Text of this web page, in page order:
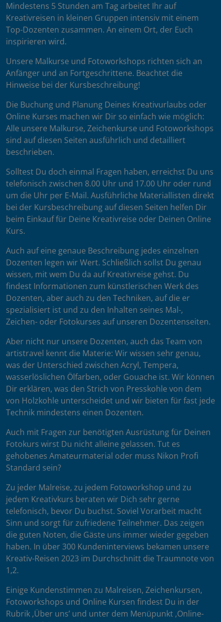
Mindestens 5 Stunden am Tag arbeitet Ihr auf
Kreativreisen in kleinen Gruppen intensiv mit einem
Top-Dozenten zusammen. An einem Ort, der Euch
inspirieren wird.
Unsere Malkurse und Fotoworkshops richten sich an
Anfänger und an Fortgeschrittene. Beachtet die
Hinweise bei der Kursbeschreibung!
Die Buchung und Planung Deines Kreativurlaubs oder
Online Kurses machen wir Dir so einfach wie möglich:
Alle unsere Malkurse, Zeichenkurse und Fotoworkshops
sind auf diesen Seiten ausführlich und detailliert
beschrieben.
Solltest Du doch einmal Fragen haben, erreichst Du uns
telefonisch zwischen 8.00 Uhr und 17.00 Uhr oder rund
um die Uhr per E-Mail. Ausführliche Materiallisten direkt
bei der Kursbeschreibung auf diesen Seiten helfen Dir
beim Einkauf für Deine Kreativreise oder Deinen Online
Kurs.
Auch auf eine genaue Beschreibung jedes einzelnen
Dozenten legen wir Wert. Schließlich sollst Du genau
wissen, mit wem Du da auf Kreativreise gehst. Du
findest Informationen zum künstlerischen Werk des
Dozenten, aber auch zu den Techniken, auf die er
spezialisiert ist und zu den Inhalten seines Mal-,
Zeichen- oder Fotokurses auf unseren Dozentenseiten.
Aber nicht nur unsere Dozenten, auch das Team von
artistravel kennt die Materie: Wir wissen sehr genau,
was der Unterschied zwischen Acryl, Tempera,
wasserlöslichen Ölfarben, oder Gouache ist. Wir können
Dir erklären, was den Strich von Presskohle von dem
von Holzkohle unterscheidet und wir bieten für fast jede
Technik mindestens einen Dozenten.
Auch mit Fragen zur benötigten Ausrüstung für Deinen
Fotokurs wirst Du nicht alleine gelassen. Tut es
gehobenes Amateurmaterial oder muss Nikon Profi
Standard sein?
Zu jeder Malreise, zu jedem Fotoworkshop und zu
jedem Kreativkurs beraten wir Dich sehr gerne
telefonisch, bevor Du buchst. Soviel Vorarbeit macht
Sinn und sorgt für zufriedene Teilnehmer. Das zeigen
die guten Noten, die Gäste uns immer wieder gegeben
haben. In über 300 Kundeninterviews bekamen unsere
Kreativ-Reisen 2023 im Durchschnitt die Traumnote von
1,2.
Einige Kundenstimmen zu Malreisen, Zeichenkursen,
Fotoworkshops und Online Kursen findest Du in der
Rubrik ‚Über uns’ und unter dem Menüpunkt ‚Online-